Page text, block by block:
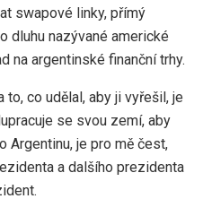
swapové linky, přímý
dluhu nazývané americké
na argentinské finanční trhy.
co udělal, aby ji vyřešil, je
se svou zemí, aby
Argentinu, je pro mě čest,
a dalšího prezidenta